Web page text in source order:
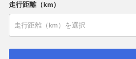
走行距離（km）